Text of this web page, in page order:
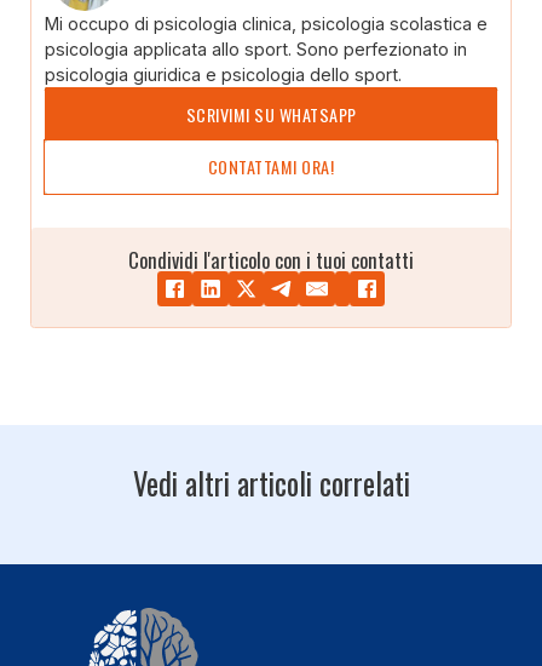
Mi occupo di psicologia clinica, psicologia scolastica e
psicologia applicata allo sport. Sono perfezionato in
psicologia giuridica e psicologia dello sport.
SCRIVIMI SU WHATSAPP
CONTATTAMI ORA!
Condividi l'articolo con i tuoi contatti
Vedi altri articoli correlati